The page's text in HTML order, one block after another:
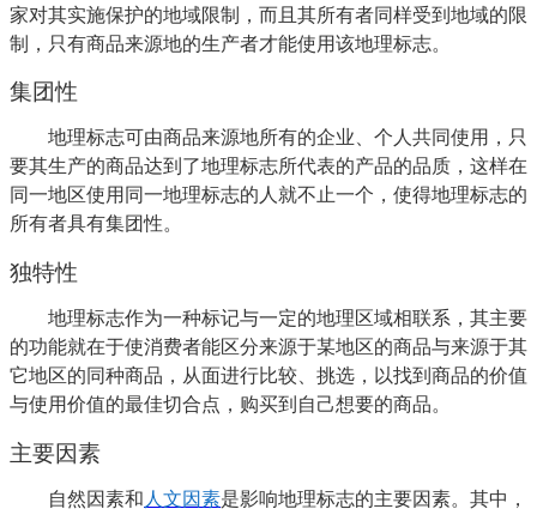
家对其实施保护的地域限制，而且其所有者同样受到地域的限
制，只有商品来源地的生产者才能使用该地理标志。
集团性
地理标志可由商品来源地所有的企业、个人共同使用，只
要其生产的商品达到了地理标志所代表的产品的品质，这样在
同一地区使用同一地理标志的人就不止一个，使得地理标志的
所有者具有集团性。
独特性
地理标志作为一种标记与一定的地理区域相联系，其主要
的功能就在于使消费者能区分来源于某地区的商品与来源于其
它地区的同种商品，从面进行比较、挑选，以找到商品的价值
与使用价值的最佳切合点，购买到自己想要的商品。
主要因素
自然因素和 人文因素是影响地理标志的主要因素。其中，